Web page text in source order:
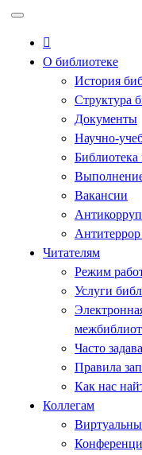
содержимому
О библиотеке
История
Структура
Документы
Научно-
Вакансии
Антитеррор
Читателям
Режим
Услуги
Часто
Правила
Как нас
Коллегам